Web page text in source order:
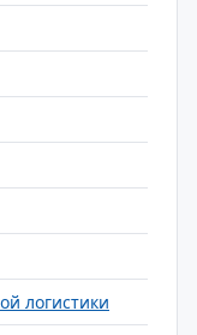
логистики